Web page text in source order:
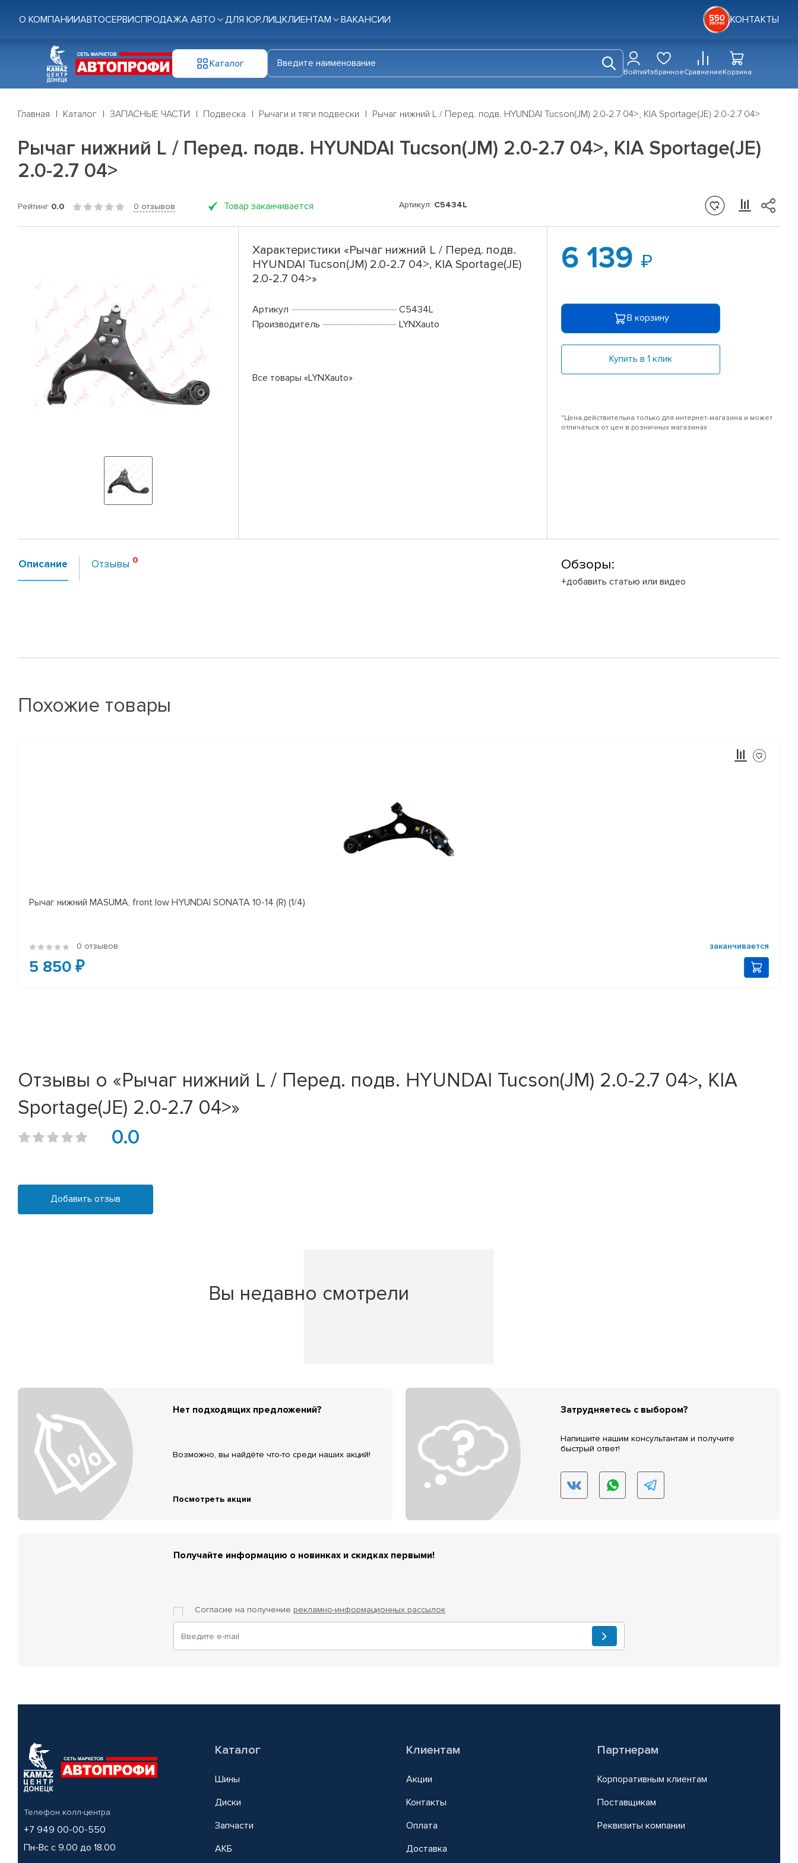
О КОМПАНИИАВТОСЕРВИСПРОДАЖА АВТО ДЛЯ ЮР.ЛИЦКЛИЕНТАМ ВАКАНСИИ КОНТАКТЫ
Каталог
ВойтиИзбранноеСравнениеКорзина
Главная Каталог ЗАПАСНЫЕ ЧАСТИ Подвеска Рычаги и тяги подвески Рычаг нижний L / Перед. подв. HYUNDAI Tucson(JM) 2.0-2.7 04>, KIA Sportage(JE) 2.0-2.7 04>
Рычаг нижний L / Перед. подв. HYUNDAI Tucson(JM) 2.0-2.7 04>, KIA Sportage(JE)
2.0-2.7 04>
Рейтинг 0.0 0 отзывов Товар заканчивается Артикул: C5434L
Характеристики «Рычаг нижний L / Перед. подв.
HYUNDAI Tucson(JM) 2.0-2.7 04>, KIA Sportage(JE)
2.0-2.7 04>»
Артикул
C5434L
Производитель
LYNXauto
Все товары «LYNXauto»
6 139
В корзину
Купить в 1 клик
*Цена действительна только для интернет-магазина и может
отличаться от цен в розничных магазинах
Описание Отзывы Обзоры:
+добавить статью или видео
Похожие товары
Рычаг нижний MASUMA, front low HYUNDAI SONATA 10-14 (R) (1/4)
0 отзывов заканчивается
5 850 ₽
Отзывы о «Рычаг нижний L / Перед. подв. HYUNDAI Tucson(JM) 2.0-2.7 04>, KIA
Sportage(JE) 2.0-2.7 04>»
0.0
Добавить отзыв
Вы недавно смотрели
Нет подходящих предложений?
Возможно, вы найдёте что-то среди наших акций!
Посмотреть акции
Затрудняетесь с выбором?
Напишите нашим консультантам и получите
быстрый ответ!
Получайте информацию о новинках и скидках первыми!
Согласие на получение рекламно-информационных рассылок
Телефон колл-центра
+7 949 00-00-550
Пн-Вс с 9.00 до 18.00
Каталог
Шины
Диски
Запчасти
АКБ
Клиентам
Акции
Контакты
Оплата
Доставка
Партнерам
Корпоративным клиентам
Поставщикам
Реквизиты компании